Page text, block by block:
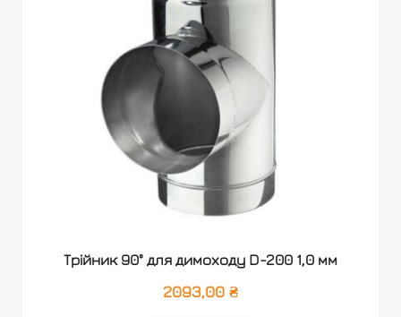
Трійник 90° для димоходу D-200 1,0 мм
2093,00 ₴